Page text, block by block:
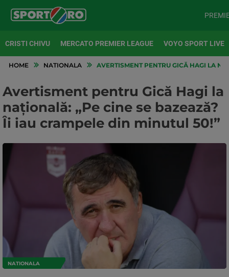
CRISTI CHIVU MERCATO PREMIER LEAGUE VOYO SPORT LIVE
HOME NATIONALA AVERTISMENT PENTRU GICĂ HAGI LA
Avertisment pentru Gică Hagi la
națională: „Pe cine se bazează?
Îi iau crampele din minutul 50!”
NATIONALA